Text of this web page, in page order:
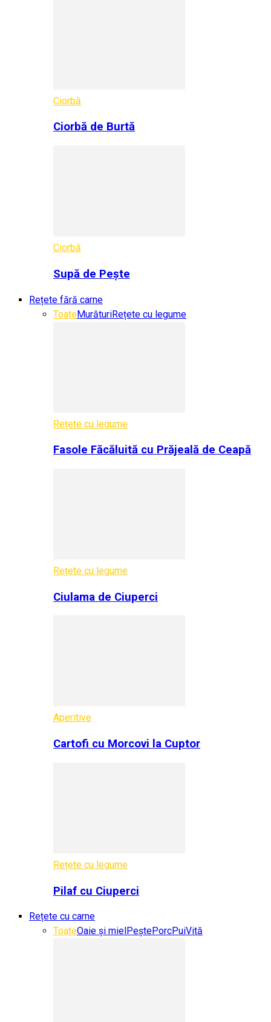
Ciorbă
Ciorbă de Burtă
Ciorbă
Supă de Pește
Rețete fără carne
ToateMurăturiRețete cu legume
Rețete cu legume
Fasole Făcăluită cu Prăjeală de Ceapă
Rețete cu legume
Ciulama de Ciuperci
Aperitive
Cartofi cu Morcovi la Cuptor
Rețete cu legume
Pilaf cu Ciuperci
Rețete cu carne
ToateOaie și miel PeștePorcPuiVită